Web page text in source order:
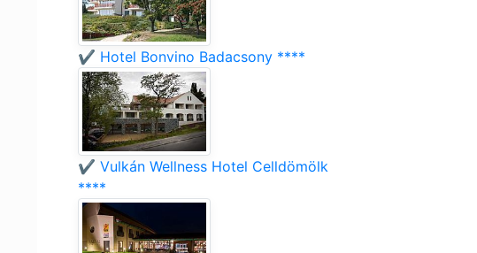
✔️ Hotel Bonvino Badacsony ****
✔️ Vulkán Wellness Hotel Celldömölk
****